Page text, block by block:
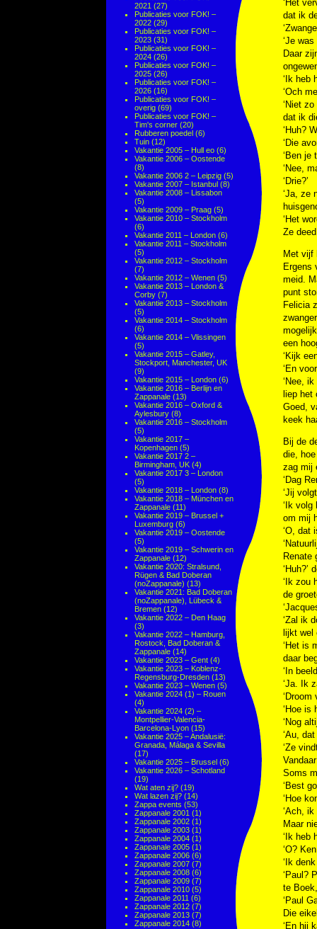
2021 (27)
Publicaties voor FOK! –
2022 (29)
Publicaties voor FOK! –
2023 (31)
Publicaties voor FOK! –
2024 (26)
Publicaties voor FOK! –
2025 (26)
Publicaties voor FOK! –
2026 (16)
Publicaties voor FOK! –
overig (69)
Publicaties voor FOK! –
Tim's corner (20)
Rubberen poedel (6)
Tuin (12)
Vakantie 2005 – Hull eo (6)
Vakantie 2006 – Oostende
(8)
Vakantie 2006 2 – Leipzig (5)
Vakantie 2007 – Istanbul (8)
Vakantie 2008 – Lissabon
(5)
Vakantie 2009 – Praag (5)
Vakantie 2010 – Stockholm
(6)
Vakantie 2011 – London (6)
Vakantie 2011 – Stockholm
(5)
Vakantie 2012 – Stockholm
(7)
Vakantie 2012 – Wenen (5)
Vakantie 2013 – London &
Corby (7)
Vakantie 2013 – Stockholm
(5)
Vakantie 2014 – Stockholm
(6)
Vakantie 2014 – Vlissingen
(5)
Vakantie 2015 – Gatley,
Stockport, Manchester, UK
(9)
Vakantie 2015 – London (6)
Vakantie 2016 – Berlijn en
Zappanale (13)
Vakantie 2016 – Oxford &
Aylesbury (8)
Vakantie 2016 – Stockholm
(5)
Vakantie 2017 –
Kopenhagen (5)
Vakantie 2017 2 –
Birmingham, UK (4)
Vakantie 2017 3 – London
(5)
Vakantie 2018 – London (8)
Vakantie 2018 – München en
Zappanale (11)
Vakantie 2019 – Brussel +
Luxemburg (6)
Vakantie 2019 – Oostende
(5)
Vakantie 2019 – Schwerin en
Zappanale (12)
Vakantie 2020: Stralsund,
Rügen & Bad Doberan
(noZappanale) (13)
Vakantie 2021: Bad Doberan
(noZappanale), Lübeck &
Bremen (12)
Vakantie 2022 – Den Haag
(3)
Vakantie 2022 – Hamburg,
Rostock, Bad Doberan &
Zappanale (14)
Vakantie 2023 – Gent (4)
Vakantie 2023 – Koblenz-
Regensburg-Dresden (13)
Vakantie 2023 – Wenen (5)
Vakantie 2024 (1) – Rouen
(4)
Vakantie 2024 (2) –
Montpellier-Valencia-
Barcelona-Lyon (15)
Vakantie 2025 – Andalusië:
Granada, Málaga & Sevilla
(17)
Vakantie 2025 – Brussel (6)
Vakantie 2026 – Schotland
(19)
Wat aten zij? (19)
Wat lazen zij? (14)
Zappa events (53)
Zappanale 2001 (1)
Zappanale 2002 (1)
Zappanale 2003 (1)
Zappanale 2004 (1)
Zappanale 2005 (1)
Zappanale 2006 (6)
Zappanale 2007 (7)
Zappanale 2008 (6)
Zappanale 2009 (7)
Zappanale 2010 (5)
Zappanale 2011 (6)
Zappanale 2012 (7)
Zappanale 2013 (7)
Zappanale 2014 (8)
‘Het
dat ik
‘Je
Daar
‘Ik heb
‘Och
‘Niet
dat ik
‘Huh?
‘Die
‘Ben je
‘Nee,
‘Drie?’
‘Ja, ze
‘Het
Ze
Met vijf
Ergens
meid.
punt
Felicia
een
‘Kijk
‘En
‘Nee,
liep het
Goed,
keek
Bij de
die,
zag mij
‘Dag
‘Jij
‘Ik
om mij
‘O, dat
Renate
‘Huh?’
‘Ik zou
de
‘Zal ik
lijkt wel
‘Het is
daar
‘In
‘Ja. Ik
‘Droom
‘Hoe is
‘Nog
‘Au,
‘Ze
Soms
‘Best
‘Hoe
‘Ach,
Maar
‘Ik heb
‘O?
‘Ik
‘Paul?
te
‘Paul
Die
‘En hij